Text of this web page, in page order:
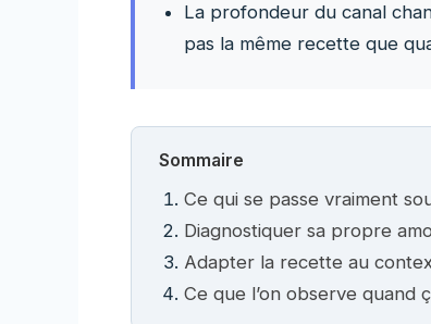
La profondeur du canal
pas la même recette que
Sommaire
Ce qui se passe vraiment
Diagnostiquer sa propre
Adapter la recette au
Ce que l’on observe quand